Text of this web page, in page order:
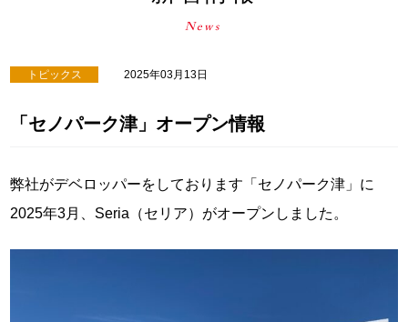
トピックス 2025年03月13日
「セノパーク津」オープン情報
弊社がデベロッパーをしております「セノパーク津」に
2025年3月、Seria（セリア）がオープンしました。